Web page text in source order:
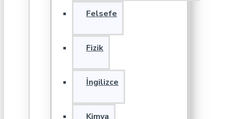
Felsefe
Fizik
İngilizce
Kimya